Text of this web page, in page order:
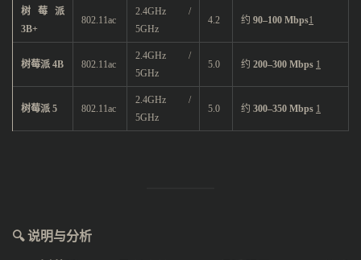
树莓派
3B+
802.11ac
2.4GHz /
5GHz
4.2 约 90–100 Mbps1
树莓派 4B 802.11ac
2.4GHz /
5GHz
5.0 约 200–300 Mbps 1
树莓派 5 802.11ac
2.4GHz /
5GHz
5.0 约 300–350 Mbps 1
🔍 说明与分析